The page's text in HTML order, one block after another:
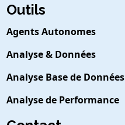
Outils
Agents Autonomes
Analyse & Données
Analyse Base de Données
Analyse de Performance